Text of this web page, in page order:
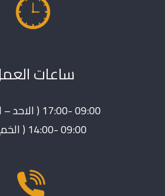
ساعات
09:00 -17:00 ( الاحد – الاربعاء )
09:00 -14:00 ( الخميس )